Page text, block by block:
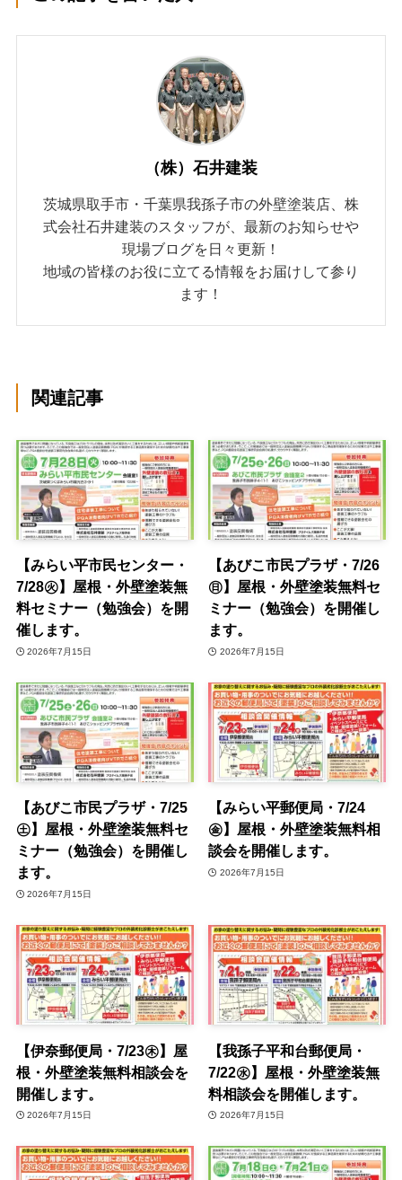
（株）石井建装
茨城県取手市・千葉県我孫子市の外壁塗装店、株
式会社石井建装のスタッフが、最新のお知らせや
現場ブログを日々更新！
地域の皆様のお役に立てる情報をお届けして参り
ます！
関連記事
【みらい平市民センター・
7/28㊋】屋根・外壁塗装無
料セミナー（勉強会）を開
催します。
2026年7月15日
【あびこ市民プラザ・7/26
㊐】屋根・外壁塗装無料セ
ミナー（勉強会）を開催し
ます。
2026年7月15日
【あびこ市民プラザ・7/25
㊏】屋根・外壁塗装無料セ
ミナー（勉強会）を開催し
ます。
2026年7月15日
【みらい平郵便局・7/24
㊎】屋根・外壁塗装無料相
談会を開催します。
2026年7月15日
【伊奈郵便局・7/23㊍】屋
根・外壁塗装無料相談会を
開催します。
2026年7月15日
【我孫子平和台郵便局・
7/22㊌】屋根・外壁塗装無
料相談会を開催します。
2026年7月15日